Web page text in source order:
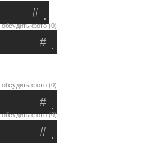
.
#
обсудить фото (0)
.
#
обсудить фото (0)
.
#
обсудить фото (0)
.
#